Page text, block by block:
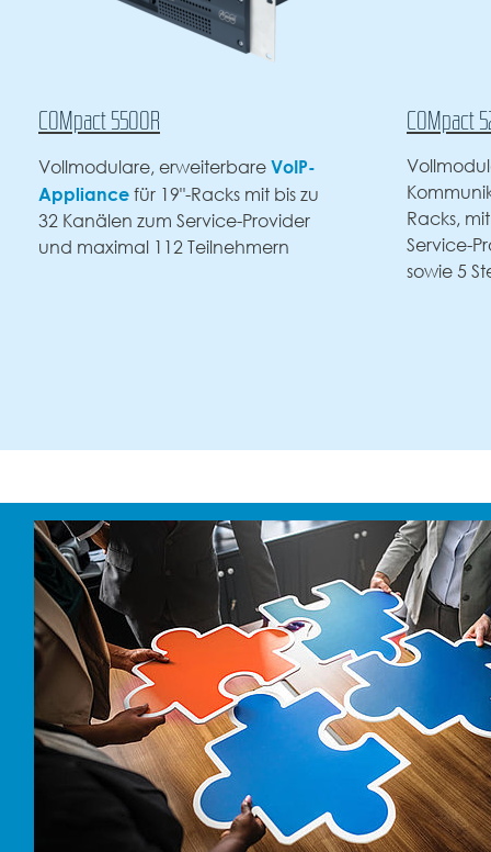
COMpact 5200R
Vollmodularer VoIP-
Kommunikationsserver für 19"-
Racks, mit max. 20 Kanälen zum
Service-Provider, 50 Teilnehmern
COMfortel®
Design
Premium-
600